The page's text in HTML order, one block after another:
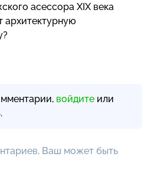
асессора XIX века
архитектурную
войдите или
.
Ваш может быть